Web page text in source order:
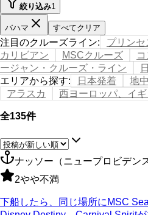
絞り込み1
バハマ すべてクリア
注目のクルーズライン: プリン
カリビアン
MSCクルーズ
ージャン・クルーズ・ライン
エリアから探す: 日本発着 地
アラスカ
西ヨーロッパ、イ
全135件
ナッソー（ニュープロビデン
2やや不満
下船したら、同じ場所にMSC